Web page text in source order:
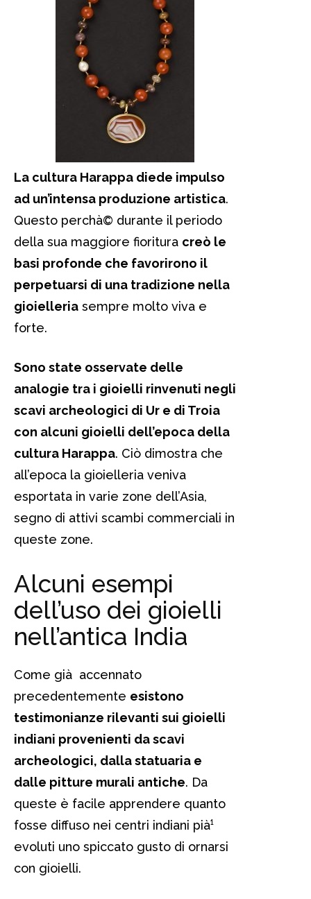
La cultura Harappa diede impulso
ad un’intensa produzione artistica.
Questo perchà© durante il periodo
della sua maggiore fioritura creò le
basi profonde che favorirono il
perpetuarsi di una tradizione nella
gioielleria sempre molto viva e
forte.
Sono state osservate delle
analogie tra i gioielli rinvenuti negli
scavi archeologici di Ur e di Troia
con alcuni gioielli dell’epoca della
cultura Harappa. Ciò dimostra che
all’epoca la gioielleria veniva
esportata in varie zone dell’Asia,
segno di attivi scambi commerciali in
queste zone.
Alcuni esempi
dell’uso dei gioielli
nell’antica India
Come già accennato
precedentemente esistono
testimonianze rilevanti sui gioielli
indiani provenienti da scavi
archeologici, dalla statuaria e
dalle pitture murali antiche. Da
queste è facile apprendere quanto
fosse diffuso nei centri indiani pià¹
evoluti uno spiccato gusto di ornarsi
con gioielli.